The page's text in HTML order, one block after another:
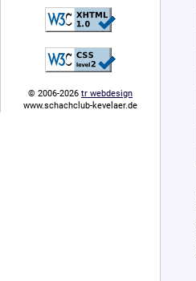
© 2006-2026 tr webdesign
www.schachclub-kevelaer.de